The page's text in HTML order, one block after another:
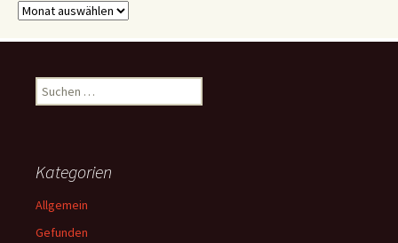
Archive
Suchen
nach:
Kategorien
Allgemein
Gefunden